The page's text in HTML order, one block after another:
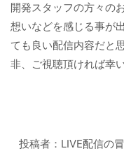
開発スタッフの方々の
想いなどを感じる事が
ても良い配信内容だと
非、ご視聴頂ければ幸い
投稿者：LIVE配信の